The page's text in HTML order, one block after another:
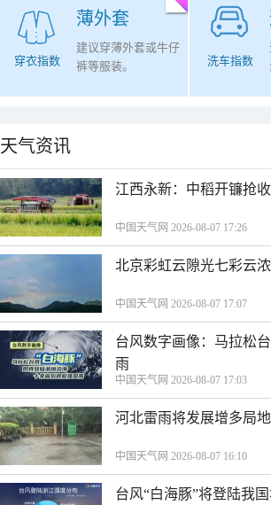
薄外套
穿衣指数
建议穿薄外套或牛仔
裤等服装。
洗车指数
天气资讯
江西永新：中稻开镰抢
中国天气网 2026-08-07 17:26
北京彩虹云隙光七彩云
中国天气网 2026-08-07 17:07
台风数字画像：马拉松
雨
中国天气网 2026-08-07 17:03
河北雷雨将发展增多局
中国天气网 2026-08-07 16:10
台风“白海豚”将登陆我